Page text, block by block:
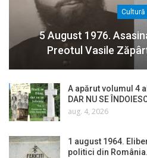
Cultură
5 August 1976.
Preotul Vasile
A apărut volumul 4
DAR NU SE
aug. 4, 2026
1 august 1964.
politici din